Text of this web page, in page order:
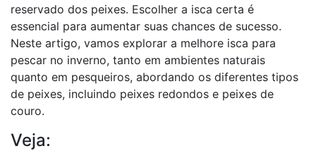
reservado dos peixes. Escolher a isca certa é
essencial para aumentar suas chances de sucesso.
Neste artigo, vamos explorar a melhore isca para
pescar no inverno, tanto em ambientes naturais
quanto em pesqueiros, abordando os diferentes tipos
de peixes, incluindo peixes redondos e peixes de
couro.
Veja: